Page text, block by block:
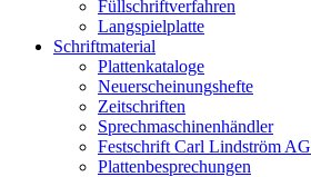
Füllschriftverfahren
Langspielplatte
Schriftmaterial
Plattenkataloge
Neuerscheinungshefte
Zeitschriften
Sprechmaschinenhändler
Festschrift Carl Lindström AG
Plattenbesprechungen